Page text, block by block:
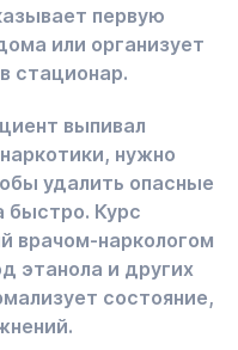
первую
или организует
стационар.
выпивал
нужно
удалить опасные
быстро. Курс
врачом-наркологом
этанола и других
состояние,